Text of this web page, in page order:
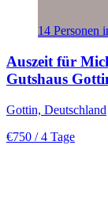
14 Personen
Auszeit für
Gutshaus
Gottin, Deutschland
€750 / 4 Tage